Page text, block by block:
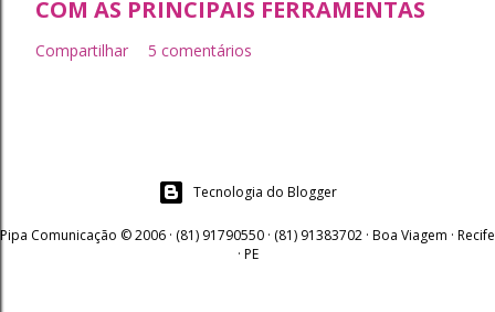
COM AS PRINCIPAIS FERRAMENTAS
Compartilhar 5 comentários
Tecnologia do Blogger
Pipa Comunicação © 2006 · (81) 91790550 · (81) 91383702 · Boa Viagem · Recife
· PE